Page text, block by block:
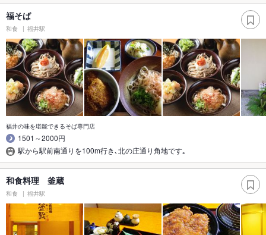
福そば
和食 福井駅
福井の味を堪能できるそば専門店
1501～2000円
駅から駅前南通りを100m行き､北の庄通り角地です｡
和食料理 釜蔵
和食 福井駅